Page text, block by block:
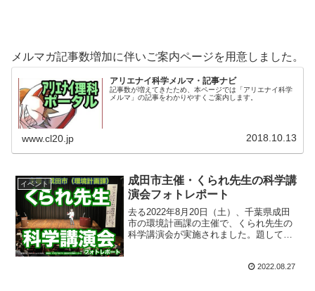
メルマガ記事数増加に伴いご案内ページを用意しました。
アリエナイ科学メルマ・記事ナビ
記事数が増えてきたため、本ページでは「アリエナイ科学
メルマ」の記事をわかりやすくご案内します。
www.cl20.jp 2018.10.13
イベント
成田市主催・くられ先生の科学講
演会フォトレポート
去る2022年8月20日（土）、千葉県成田
市の環境計画課の主催で、くられ先生の
科学講演会が実施されました。題して
等〜」です。当日の様子をフォトレポー
2022.08.27